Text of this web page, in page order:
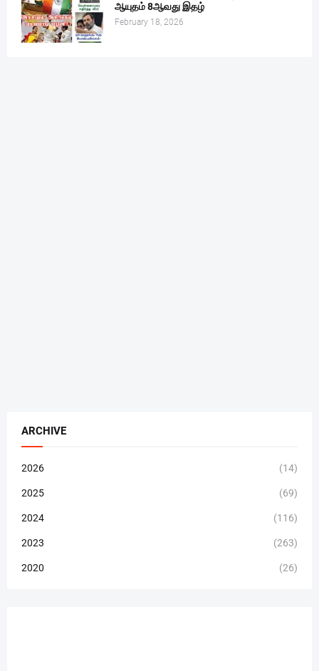
ஆயுதம் 8ஆவது இதழ்
February 18, 2026
ARCHIVE
2026 (14)
2025 (69)
2024 (116)
2023 (263)
2020 (26)